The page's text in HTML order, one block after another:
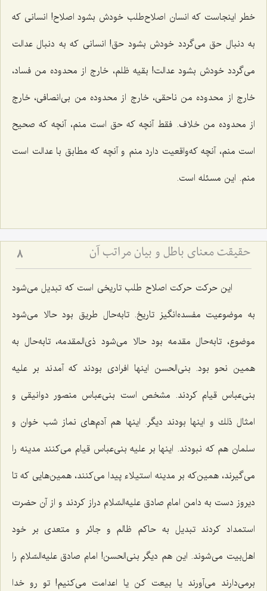
خطر اینجاست كه انسان اصلاح‌طلب خودش بشود اصلاح! انسانی كه
به دنبال حق می‌گردد خودش بشود حق! انسانی كه به دنبال عدالت
می‌گردد خودش بشود عدالت! بقیه ظلم، خارج از محدوده من فساد،
خارج از محدوده من ناحقی، خارج از محدوده من بی‌انصافی، خارج
از محدوده من خلاف. فقط آنچه كه حق است منم، آنچه كه صحیح
است منم، آنچه كه‌واقعیت دارد منم و آنچه كه مطابق با عدالت است
منم. این مسئله است.
حقیقت معنای باطل و بیان مراتب آن 8
این حركت حركت اصلاح طلب تاریخی است كه تبدیل می‌شود
به موضوعیت مفسده‌انگیز تاریخ. تابه‌حال طریق بود حالا می‌شود
موضوع، تابه‌حال مقدمه بود حالا می‌شود ذی‌المقدمه، تابه‌حال به
همین نحو بود. بنی‌الحسن اینها افرادی بودند كه آمدند بر علیه
بنی‌عباس قیام كردند. مشخص است بنی‌عباس منصور دوانیقی و
امثال ذلك و اینها بودند دیگر. اینها هم آدم‌های نماز شب خوان و
سلمان هم كه نبودند. اینها بر علیه بنی‌عباس قیام می‌كنند مدینه را
می‌گیرند، همین‌كه بر مدینه استیلاء پیدا می‌كنند، همین‌هایی كه تا
دیروز دست به دامن امام صادق علیه‌السّلام دراز كردند و از آن حضرت
استمداد كردند تبدیل به حاكم ظالم و جائر و متعدی بر خود
اهل‌بیت می‌شوند. این هم دیگر بنی‌الحسن! امام صادق علیه‌السّلام را
برمی‌دارند می‌آورند یا بیعت كن یا اعدامت می‌كنیم! تو رو خدا